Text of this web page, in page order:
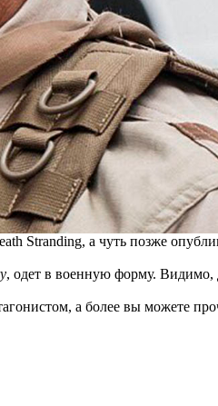
Stranding, а чуть позже
, одет в военную форму. Видимо,
а более вы можете